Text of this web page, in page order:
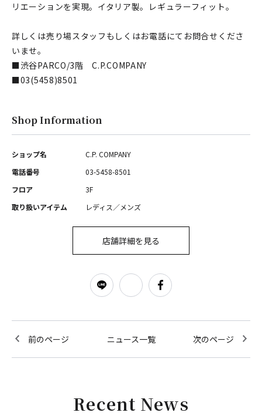
リエーションを実現。イタリア製。レギュラーフィット。
詳しくは売り場スタッフもしくはお電話にてお問合せくださ
いませ。
■渋谷PARCO/3階 C.P.COMPANY
■03(5458)8501
Shop Information
ショップ名
C.P. COMPANY
電話番号
03-5458-8501
フロア
3F
取り扱いアイテム
レディス／メンズ
店舗詳細を見る
前のページ ニュース一覧 次のページ
Recent News